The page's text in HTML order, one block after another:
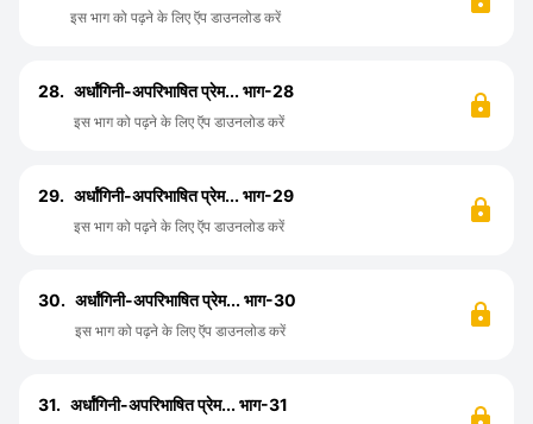
इस भाग को पढ़ने के लिए ऍप डाउनलोड करें
28. अर्धांगिनी-अपरिभाषित प्रेम... भाग-28
इस भाग को पढ़ने के लिए ऍप डाउनलोड करें
29. अर्धांगिनी-अपरिभाषित प्रेम... भाग-29
इस भाग को पढ़ने के लिए ऍप डाउनलोड करें
30. अर्धांगिनी-अपरिभाषित प्रेम... भाग-30
इस भाग को पढ़ने के लिए ऍप डाउनलोड करें
31. अर्धांगिनी-अपरिभाषित प्रेम... भाग-31